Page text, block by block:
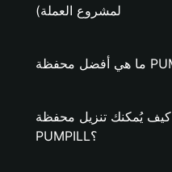
لمشروع العملة)
كيف يُمكنك تنزيل محفظة Bitget وإنشاء محفظة
PUMPILL؟